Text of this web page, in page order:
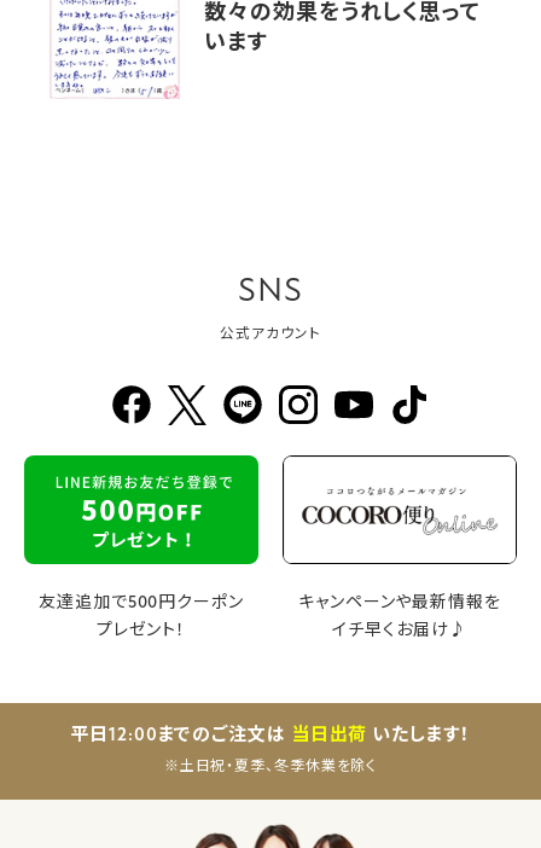
数々の効果をうれしく思って
います
SNS
公式アカウント
友達追加で500円クーポン
プレゼント！
キャンペーンや最新情報を
イチ早くお届け♪
平日12:00までのご注文は 当日出荷 いたします！
※土日祝・夏季、冬季休業を除く